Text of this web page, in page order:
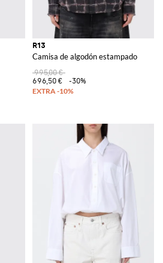
R13
Camisa de algodón estampado
995,00 €
696,50 €
-30%